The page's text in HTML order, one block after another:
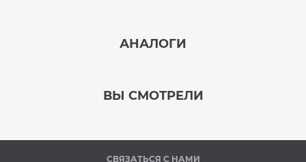
АНАЛОГИ
ВЫ СМОТРЕЛИ
СВЯЗАТЬСЯ С НАМИ